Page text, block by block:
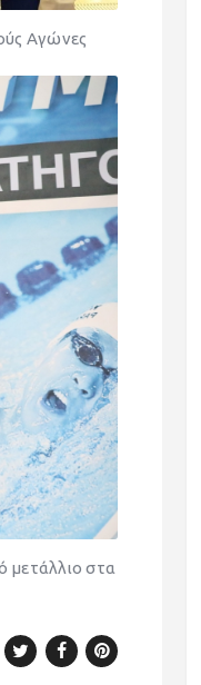
Αγώνες
μετάλλιο στα